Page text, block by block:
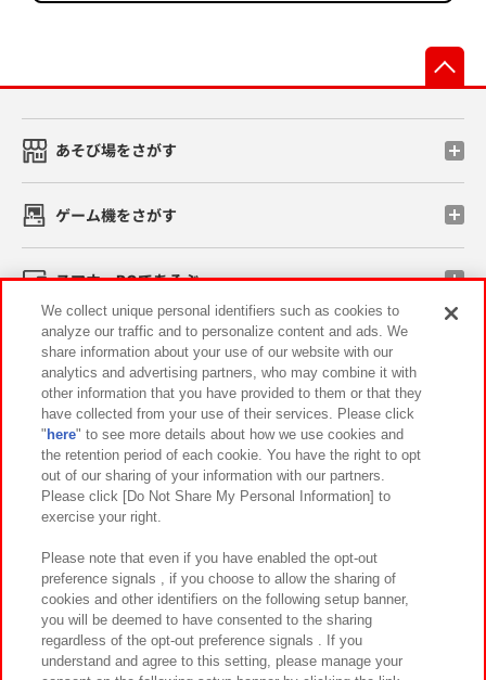
あそび場をさがす
ゲーム機をさがす
スマホ・PCであそぶ
イベント・キャンペーン
関連会社 サステナビリティ サイトポリシー
プライバシーポリシー ウェブアクセシビリティ方針と検証結果
お取引先さまとともに
カスタマーハラスメント対応方針 よくあるご質問・お問い合わせ
We collect unique personal identifiers such as cookies to
analyze our traffic and to personalize content and ads. We
share information about your use of our website with our
analytics and advertising partners, who may combine it with
other information that you have provided to them or that they
have collected from your use of their services. Please click
" here" to see more details about how we use cookies and
the retention period of each cookie. You have the right to opt
out of our sharing of your information with our partners.
Please click [Do Not Share My Personal Information] to
exercise your right.
Please note that even if you have enabled the opt-out
preference signals , if you choose to allow the sharing of
cookies and other identifiers on the following setup banner,
you will be deemed to have consented to the sharing
regardless of the opt-out preference signals . If you
understand and agree to this setting, please manage your